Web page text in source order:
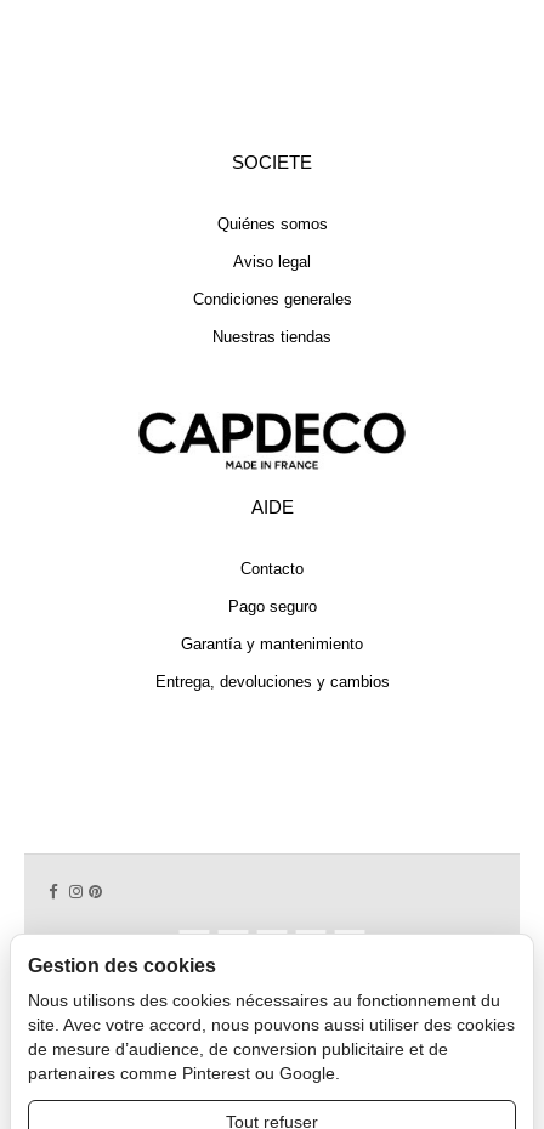
SOCIETE
Quiénes somos
Aviso legal
Condiciones generales
Nuestras tiendas
AIDE
Contacto
Pago seguro
Garantía y mantenimiento
Entrega, devoluciones y cambios
Copyright © 2026 CAPDECO.
Área Profesional
Gestion des cookies
Nous utilisons des cookies nécessaires au fonctionnement du
site. Avec votre accord, nous pouvons aussi utiliser des cookies
de mesure d’audience, de conversion publicitaire et de
partenaires comme Pinterest ou Google.
Tout refuser